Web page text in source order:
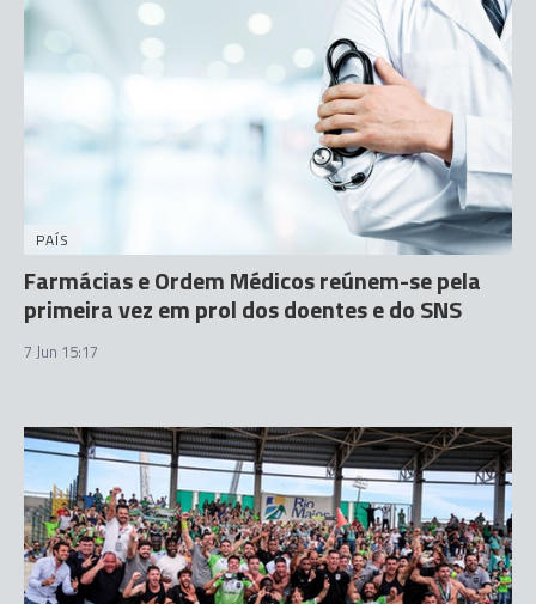
PAÍS
Farmácias e Ordem Médicos reúnem-se pela
primeira vez em prol dos doentes e do SNS
7 Jun 15:17